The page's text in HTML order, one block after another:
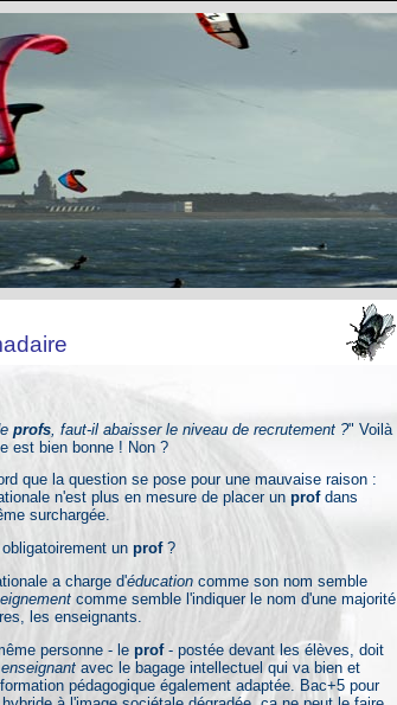
profs , faut-il abaisser le niveau de recrutement ?" Voilà
est bien bonne ! Non ?
que la question se pose pour une mauvaise raison :
n'est plus en mesure de placer un profdans
surchargée.
un prof?
a charge d'éducation comme son nom semble
comme semble l'indiquer le nom d'une majorité
les enseignants.
personne - le prof- postée devant les élèves, doit
enseignant avec le bagage intellectuel qui va bien et
pédagogique également adaptée. Bac+5 pour